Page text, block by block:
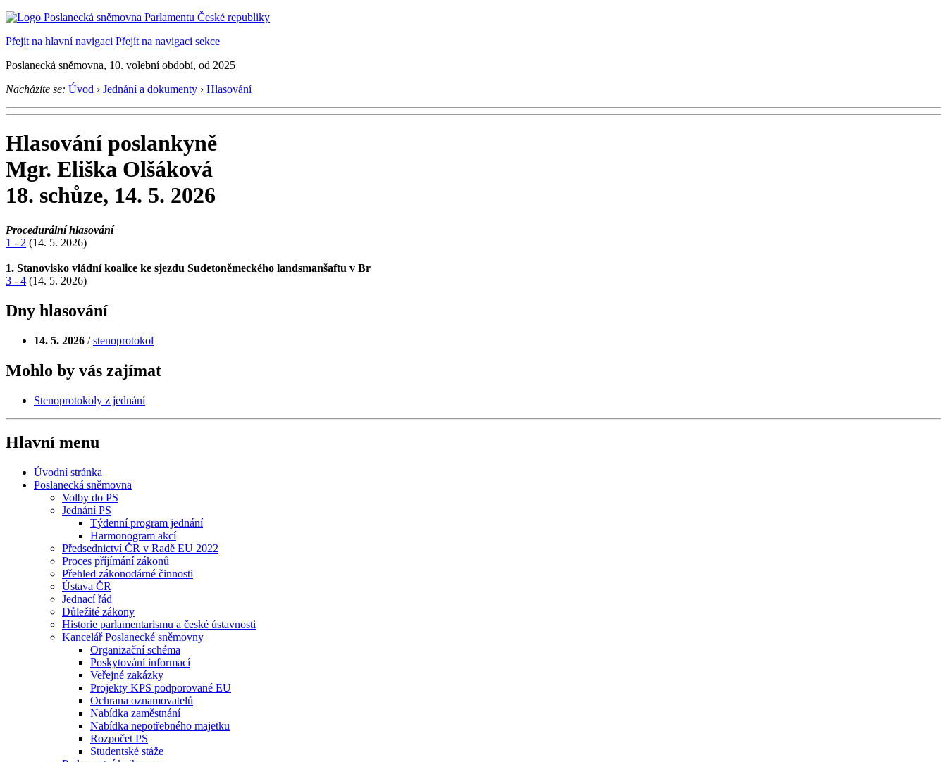
Přejít na hlavní navigaci Přejít na navigaci sekce
Poslanecká sněmovna, 10. volební období, od 2025
Nacházíte se: Úvod › Jednání a dokumenty › Hlasování
Hlasování poslankyně
Mgr. Eliška Olšáková
18. schůze, 14. 5. 2026
Procedurální hlasování
1 - 2 (14. 5. 2026)
1. Stanovisko vládní koalice ke sjezdu Sudetoněmeckého landsmanšaftu v Br
3 - 4 (14. 5. 2026)
Dny hlasování
14. 5. 2026 /stenoprotokol
Mohlo by vás zajímat
Stenoprotokoly z jednání
Hlavní menu
Úvodní stránka
Poslanecká sněmovna
Volby do PS
Jednání PS
Týdenní program jednání
Harmonogram akcí
Předsednictví ČR v Radě EU 2022
Proces příjímání zákonů
Přehled zákonodárné činnosti
Ústava ČR
Jednací řád
Důležité zákony
Historie parlamentarismu a české ústavnosti
Kancelář Poslanecké sněmovny
Organizační schéma
Poskytování informací
Veřejné zakázky
Projekty KPS podporované EU
Ochrana oznamovatelů
Nabídka zaměstnání
Nabídka nepotřebného majetku
Rozpočet PS
Studentské stáže